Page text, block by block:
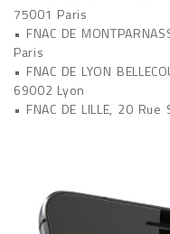
75001 Paris
• FNAC DE
Paris
• FNAC DE LYON
69002 Lyon
• FNAC DE LILLE, 20